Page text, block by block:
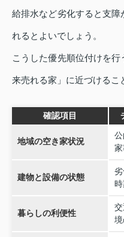
給排水など劣化すると支障
れるとよいでしょう。
こうした優先順位付けを
来売れる家」に近づけるこ
確認項目
地域の空き家状況
建物と設備の状態
暮らしの利便性